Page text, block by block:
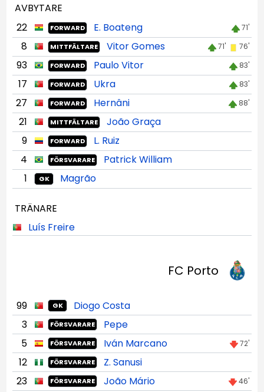
AVBYTARE
22
FORWARD E. Boateng 71'
8 MITTFÄLTARE Vitor Gomes 71' 76'
93 FORWARD Paulo Vitor 83'
17 FORWARD Ukra 83'
27 FORWARD Hernâni 88'
21 MITTFÄLTARE
João Graça
9
FORWARD
L. Ruiz
4
FÖRSVARARE
Patrick William
1
GK Magrão
TRÄNARE
Luís Freire
FC Porto
99 GK
Diogo Costa
3
FÖRSVARARE
Pepe
5
FÖRSVARARE Iván Marcano 72'
12 FÖRSVARARE
Z. Sanusi
23
FÖRSVARARE João Mário 46'